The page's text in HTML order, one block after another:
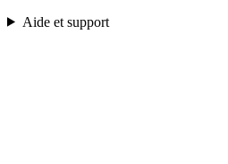
Aide et support